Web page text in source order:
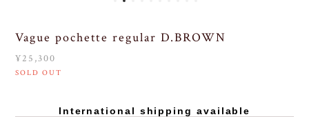
Vague pochette regular D.BROWN
¥25,300
SOLD OUT
International shipping available